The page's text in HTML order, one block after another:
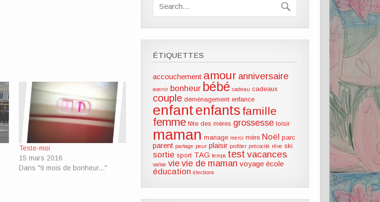
Teste-moi
15 mars 2016
Dans "9 mois de bonheur..."
ÉTIQUETTES
accouchement amour anniversaire
avenir bonheur bébé cadeau cadeaux
couple déménagement enfance
enfantenfantsfamille
femme fête des mères grossesse loisir
maman mariage merci mère Noël parc
parent partage peur plaisir profiter précocité rêve ski
sortie sport TAG temps test vacances
valise vie vie de maman voyage école
éducation élections